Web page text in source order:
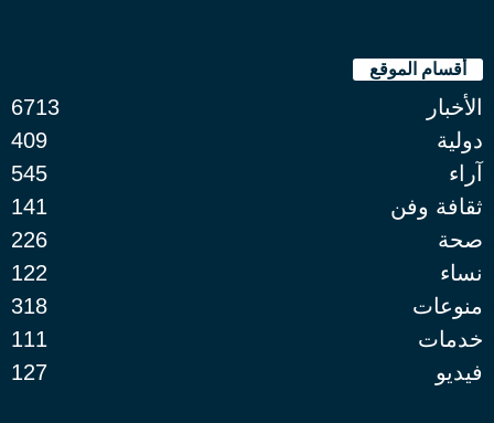
أقسام الموقع
الأخبار
6713
دولية
409
آراء
545
ثقافة وفن
141
صحة
226
نساء
122
منوعات
318
خدمات
111
فيديو
127